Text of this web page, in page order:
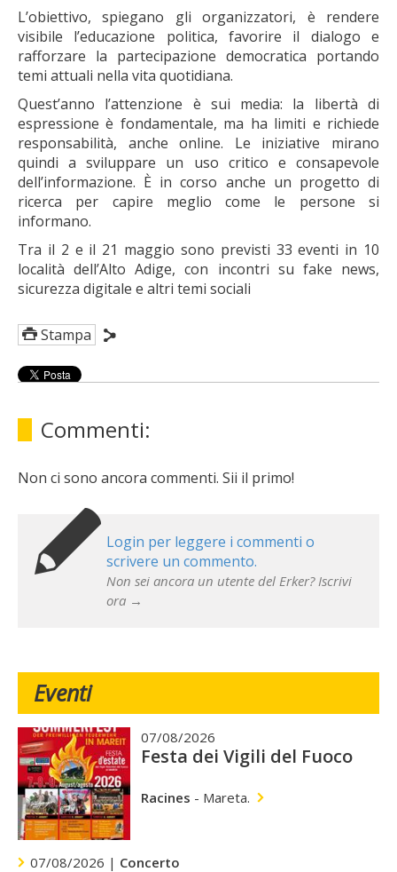
L’obiettivo, spiegano gli organizzatori, è rendere
visibile l’educazione politica, favorire il dialogo e
rafforzare la partecipazione democratica portando
temi attuali nella vita quotidiana.
Quest’anno l’attenzione è sui media: la libertà di
espressione è fondamentale, ma ha limiti e richiede
responsabilità, anche online. Le iniziative mirano
quindi a sviluppare un uso critico e consapevole
dell’informazione. È in corso anche un progetto di
ricerca per capire meglio come le persone si
informano.
Tra il 2 e il 21 maggio sono previsti 33 eventi in 10
località dell’Alto Adige, con incontri su fake news,
sicurezza digitale e altri temi sociali
Stampa
Commenti:
Non ci sono ancora commenti. Sii il primo!
Login per leggere i commenti o
scrivere un commento.
Non sei ancora un utente del Erker? Iscrivi
ora →
Eventi
07/08/2026
Festa dei Vigili del Fuoco
Racines - Mareta.
07/08/2026 | Concerto